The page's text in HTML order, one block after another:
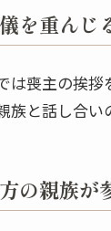
を重んじ
は喪主の挨拶
族と話し合い
の親族が